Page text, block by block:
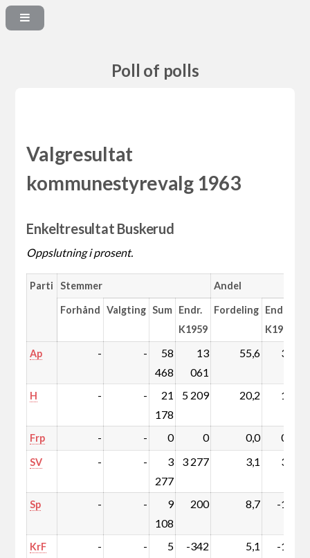
Poll of polls
Valgresultat
kommunestyrevalg 1963
Enkeltresultat Buskerud
Oppslutning i prosent.
Parti Stemmer Andel
Forhånd Valgting Sum Endr.
K1959
Fordeling Endr.
K1959
Ap - -
58
468
13
061
55,6 3,1
H - -
21
178
5 209 20,2 1,7
Frp - - 0 0 0,0 0,0
SV - -
3
277
3 277 3,1 3,1
Sp - -
9
108
200 8,7 -1,6
KrF - -
5
-342 5,1 -1,5